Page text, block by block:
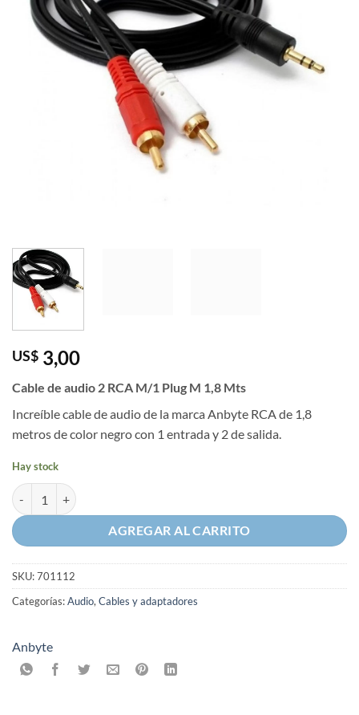
US$ 3,00
Cable de audio 2 RCA M/1 Plug M 1,8 Mts
Increíble cable de audio de la marca Anbyte RCA de 1,8
metros de color negro con 1 entrada y 2 de salida.
Hay stock
Cable de audio 2 RCA M/1 Plug M 1,8 Mts cantidad
AGREGAR AL CARRITO
SKU:701112
Categorías:Audio, Cables y adaptadores
Anbyte